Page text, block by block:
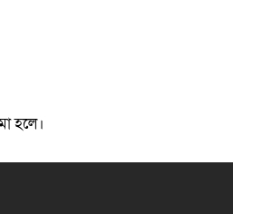
হলে।